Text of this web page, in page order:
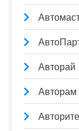
Авторай
Авторам